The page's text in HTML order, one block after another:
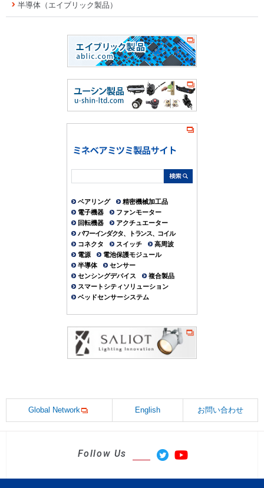
半導体（エイブリック製品）
ベアリング
精密機械加工品
電子機器
ファンモーター
回転機器
アクチュエーター
パワーインダクタ、トランス、コイル
コネクタ
スイッチ
高周波
電源
電池保護モジュール
半導体
センサー
センシングデバイス
複合製品
スマートシティソリューション
ベッドセンサーシステム
Global Network English お問い合わせ
Follow Us